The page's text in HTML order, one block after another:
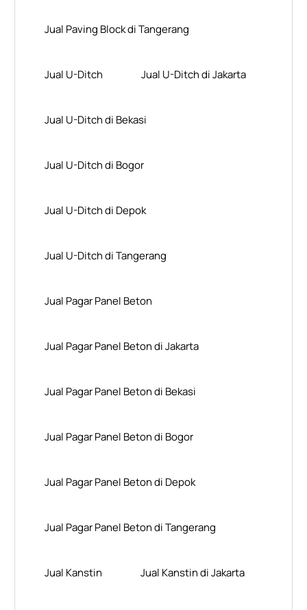
Jual Paving Block di Tangerang
Jual U-Ditch Jual U-Ditch di Jakarta
Jual U-Ditch di Bekasi
Jual U-Ditch di Bogor
Jual U-Ditch di Depok
Jual U-Ditch di Tangerang
Jual Pagar Panel Beton
Jual Pagar Panel Beton di Jakarta
Jual Pagar Panel Beton di Bekasi
Jual Pagar Panel Beton di Bogor
Jual Pagar Panel Beton di Depok
Jual Pagar Panel Beton di Tangerang
Jual Kanstin Jual Kanstin di Jakarta